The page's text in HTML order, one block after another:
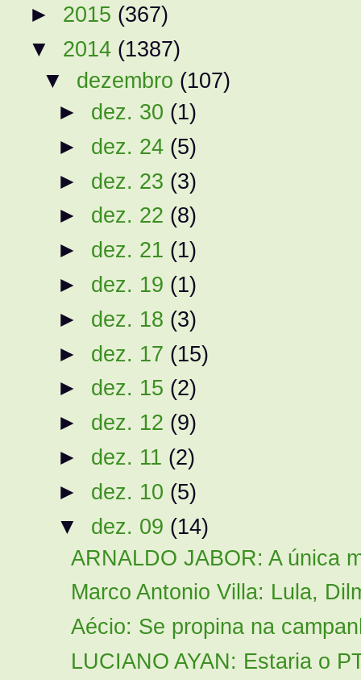
► 2015 (367)
▼ 2014 (1387)
▼ dezembro (107)
► dez. 30 (1)
► dez. 24 (5)
► dez. 23 (3)
► dez. 22 (8)
► dez. 21 (1)
► dez. 19 (1)
► dez. 18 (3)
► dez. 17 (15)
► dez. 15 (2)
► dez. 12 (9)
► dez. 11 (2)
► dez. 10 (5)
▼ dez. 09 (14)
ARNALDO JABOR: A única
Marco Antonio Villa: Lula,
Aécio: Se propina na
LUCIANO AYAN: Estaria o